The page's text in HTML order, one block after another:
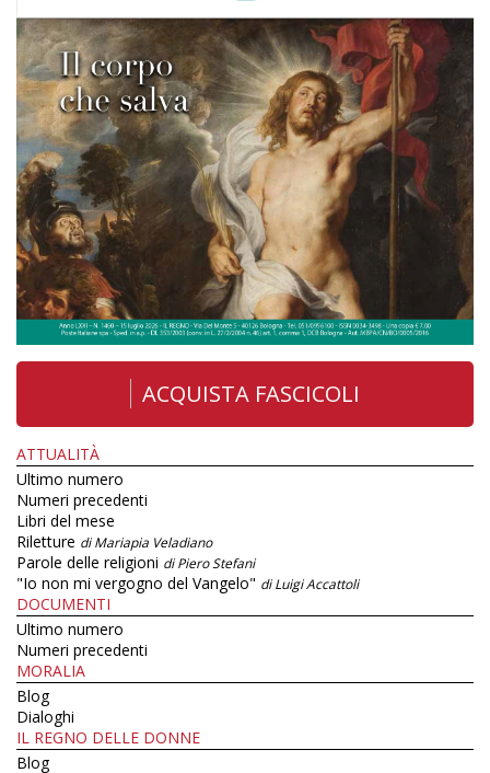
ACQUISTA FASCICOLI
ATTUALITÀ
Ultimo numero
Numeri precedenti
Libri del mese
Riletture di Mariapia Veladiano
Parole delle religioni di Piero Stefani
"Io non mi vergogno del Vangelo" di Luigi Accattoli
DOCUMENTI
Ultimo numero
Numeri precedenti
MORALIA
Blog
Dialoghi
IL REGNO DELLE DONNE
Blog